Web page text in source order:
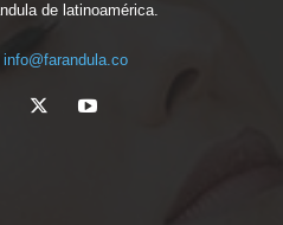
de latinoamérica.
info@farandula.co